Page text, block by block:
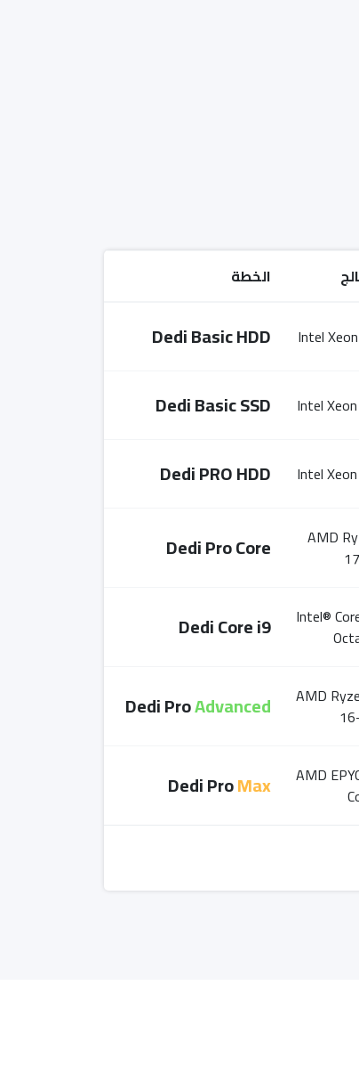
الخطة
Dedi Basic HDD Intel
Dedi Basic SSD Intel
Dedi PRO HDD Intel
Dedi Pro Core
AMD
Dedi Core i9
Intel®
Dedi ProAdvanced
AMD
Dedi ProMax
AMD